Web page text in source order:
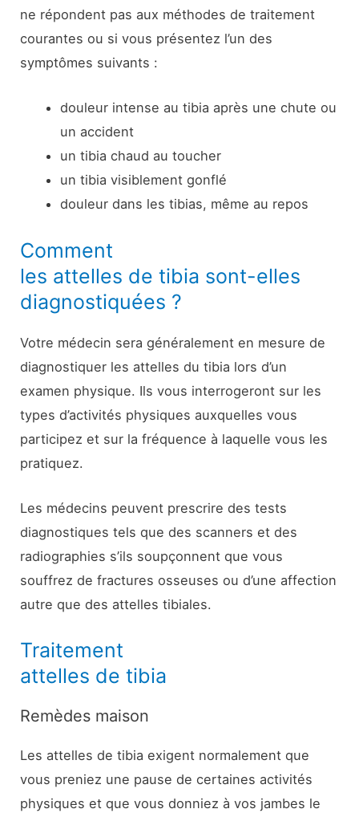
ne répondent pas aux méthodes de traitement
courantes ou si vous présentez l’un des
symptômes suivants :
douleur intense au tibia après une chute ou
un accident
un tibia chaud au toucher
un tibia visiblement gonflé
douleur dans les tibias, même au repos
Comment
les attelles de tibia sont-elles
diagnostiquées ?
Votre médecin sera généralement en mesure de
diagnostiquer les attelles du tibia lors d’un
examen physique. Ils vous interrogeront sur les
types d’activités physiques auxquelles vous
participez et sur la fréquence à laquelle vous les
pratiquez.
Les médecins peuvent prescrire des tests
diagnostiques tels que des scanners et des
radiographies s’ils soupçonnent que vous
souffrez de fractures osseuses ou d’une affection
autre que des attelles tibiales.
Traitement
attelles de tibia
Remèdes maison
Les attelles de tibia exigent normalement que
vous preniez une pause de certaines activités
physiques et que vous donniez à vos jambes le